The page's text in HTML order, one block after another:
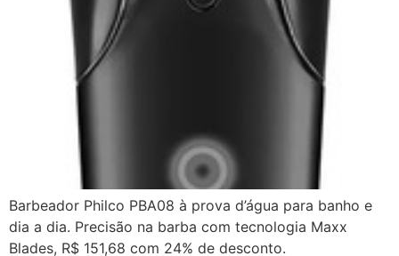
Barbeador Philco PBA08 à prova d’água para banho e
dia a dia. Precisão na barba com tecnologia Maxx
Blades, R$ 151,68 com 24% de desconto.